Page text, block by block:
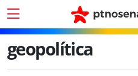
geopolítica